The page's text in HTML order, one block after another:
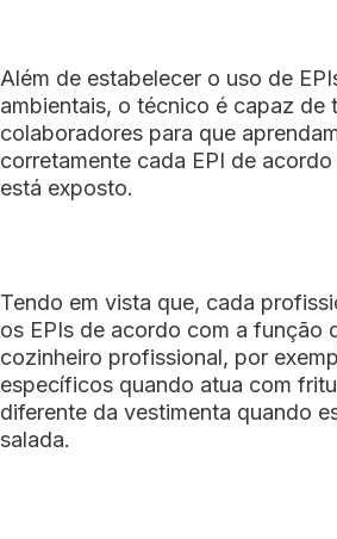
Além de estabelecer o uso de
ambientais, o técnico é capaz de
colaboradores para que
corretamente cada EPI de
está exposto.
Tendo em vista que, cada
os EPIs de acordo com a função
cozinheiro profissional, por
específicos quando atua com
diferente da vestimenta quando
salada.